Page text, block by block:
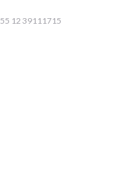
55 12 39111715